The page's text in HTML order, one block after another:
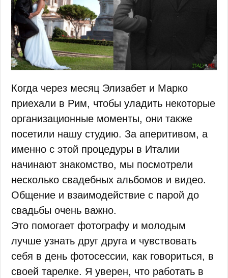
Когда через месяц Элизабет и Марко
приехали в Рим, чтобы уладить некоторые
организационные моменты, они также
посетили нашу студию. За аперитивом, а
именно с этой процедуры в Италии
начинают знакомство, мы посмотрели
несколько свадебных альбомов и видео.
Общение и взаимодействие с парой до
свадьбы очень важно.
Это помогает фотографу и молодым
лучше узнать друг друга и чувствовать
себя в день фотосессии, как говориться, в
своей тарелке. Я уверен, что работать в